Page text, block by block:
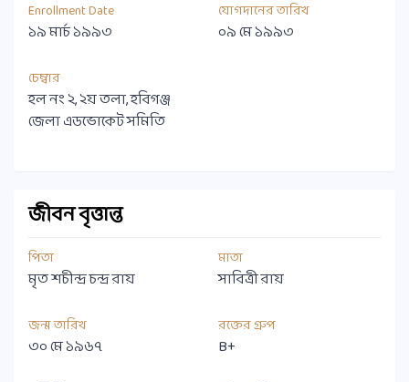
Enrollment Date
১৯ মার্চ ১৯৯৩
যোগদানের তারিখ
০৯ মে ১৯৯৩
চেম্বার
হল নং ২, ২য় তলা, হবিগঞ্জ
জেলা এডভোকেট সমিতি
জীবন বৃত্তান্ত
পিতা
মৃত শচীন্দ্র চন্দ্র রায়
মাতা
সাবিত্রী রায়
জন্ম তারিখ
৩০ মে ১৯৬৭
রক্তের গ্রুপ
B+